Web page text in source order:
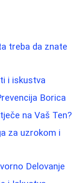
treba da znate
i iskustva
Borica
na Vaš Ten?
za uzrokom i
Delovanje